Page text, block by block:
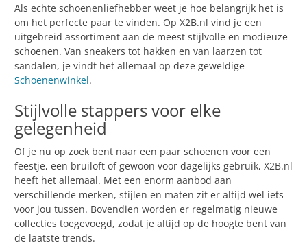
Als echte schoenenliefhebber weet je hoe belangrijk het is
om het perfecte paar te vinden. Op X2B.nl vind je een
uitgebreid assortiment aan de meest stijlvolle en modieuze
schoenen. Van sneakers tot hakken en van laarzen tot
sandalen, je vindt het allemaal op deze geweldige
Schoenenwinkel.
Stijlvolle stappers voor elke
gelegenheid
Of je nu op zoek bent naar een paar schoenen voor een
feestje, een bruiloft of gewoon voor dagelijks gebruik, X2B.nl
heeft het allemaal. Met een enorm aanbod aan
verschillende merken, stijlen en maten zit er altijd wel iets
voor jou tussen. Bovendien worden er regelmatig nieuwe
collecties toegevoegd, zodat je altijd op de hoogte bent van
de laatste trends.